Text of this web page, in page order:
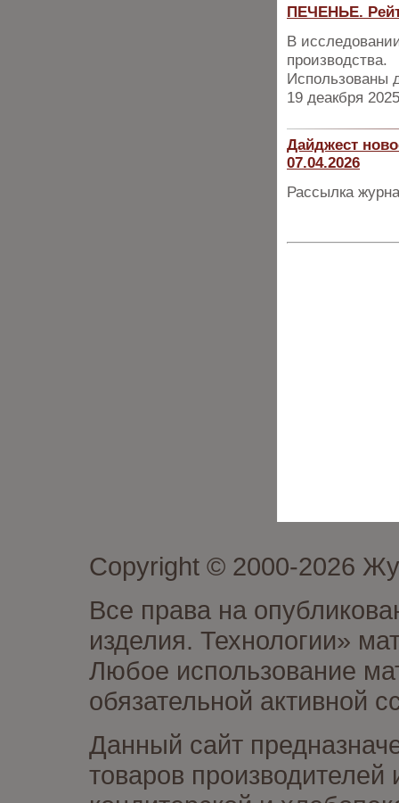
ПЕЧЕНЬЕ.
В
производства.
Использованы
19 деакбря
Дайджест
07.04.2026
Рассылка
Copyright © 2000-2026
Все права на
изделия. Технологии»
Любое использование
обязательной активной
Данный сайт
товаров